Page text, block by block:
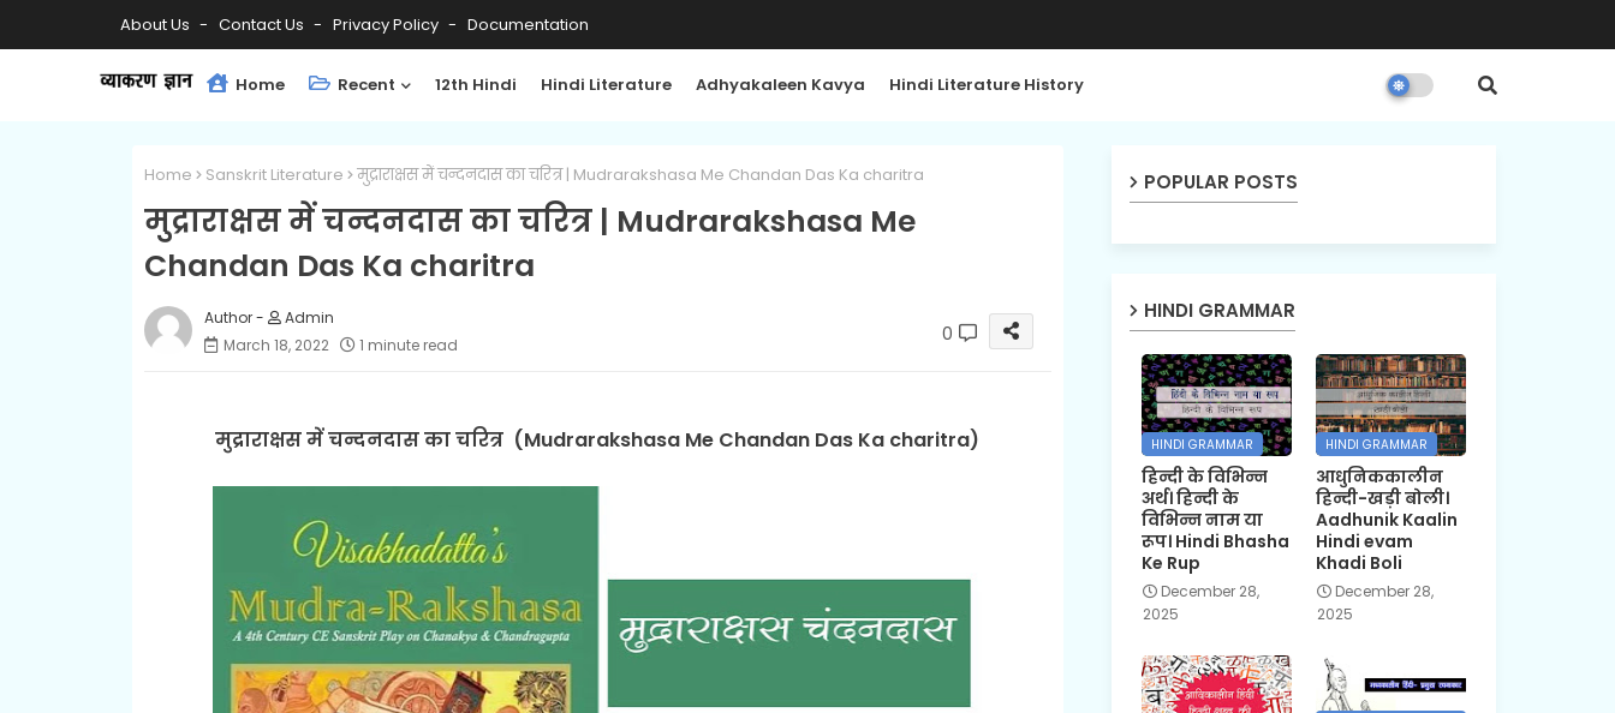
About Us Contact Us Privacy Policy Documentation
Home Recent 12th Hindi Hindi Literature Adhyakaleen Kavya Hindi Literature History
Home Sanskrit Literature मुद्राराक्षस में चन्दनदास का चरित्र | Mudrarakshasa Me Chandan Das Ka charitra
मुद्राराक्षस में चन्दनदास का चरित्र | Mudrarakshasa Me
Chandan Das Ka charitra
Admin
March 18, 2022
1 minute read 0
मुद्राराक्षस में चन्दनदास का चरित्र (Mudrarakshasa Me Chandan Das Ka charitra)
POPULAR POSTS
HINDI GRAMMAR
HINDI GRAMMAR
हिन्दी के विभिन्न
अर्थ। हिन्दी के
विभिन्न नाम या
रूप। Hindi Bhasha
Ke Rup
December 28,
2025
HINDI GRAMMAR
आधुनिककालीन
हिन्दी-खड़ी बोली।
Aadhunik Kaalin
Hindi evam
Khadi Boli
December 28,
2025